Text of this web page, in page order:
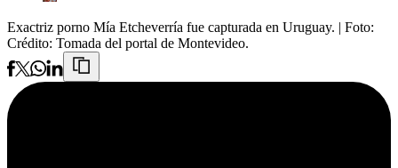
Exactriz porno Mía Etcheverría fue capturada en Uruguay. | Foto:
Crédito: Tomada del portal de Montevideo.